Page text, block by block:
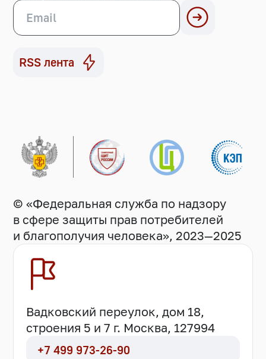
RSS лента
© «Федеральная служба по надзору
в сфере защиты прав потребителей
и благополучия человека», 2023—2025
Вадковский переулок, дом 18,
строения 5 и 7 г. Москва, 127994
+7 499 973-26-90